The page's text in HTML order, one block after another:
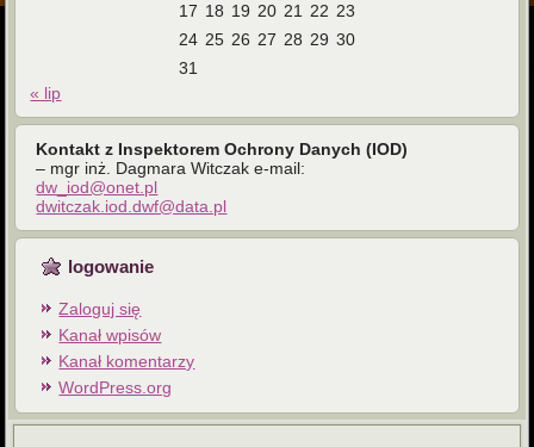
17 18 19 20 21 22 23
24 25 26 27 28 29 30
31
« lip
Kontakt z Inspektorem Ochrony Danych (IOD)
– mgr inż. Dagmara Witczak e-mail:
dw_iod@onet.pl
dwitczak.iod.dwf@data.pl
logowanie
Zaloguj się
Kanał wpisów
Kanał komentarzy
WordPress.org